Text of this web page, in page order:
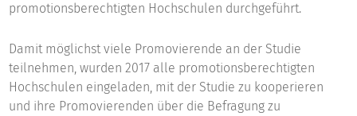
promotionsberechtigten Hochschulen durchgeführt.
Damit möglichst viele Promovierende an der Studie
teilnehmen, wurden 2017 alle promotionsberechtigten
Hochschulen eingeladen, mit der Studie zu kooperieren
und ihre Promovierenden über die Befragung zu